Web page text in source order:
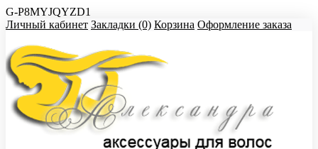
G-P8MYJQYZD1
Личный кабинет Закладки (0) Корзина Оформление заказа